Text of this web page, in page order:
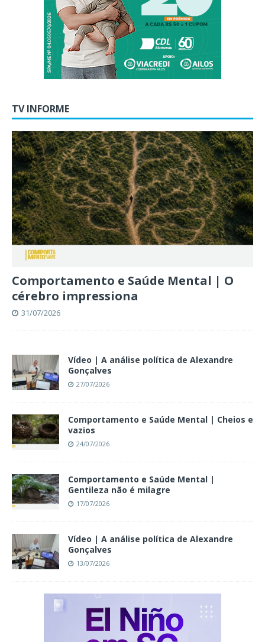
TV INFORME
Comportamento e Saúde Mental | O
cérebro impressiona
31/07/2026
Vídeo | A análise política de Alexandre
Gonçalves
27/07/2026
Comportamento e Saúde Mental | Cheios e
vazios
24/07/2026
Comportamento e Saúde Mental |
Gentileza não é milagre
17/07/2026
Vídeo | A análise política de Alexandre
Gonçalves
13/07/2026